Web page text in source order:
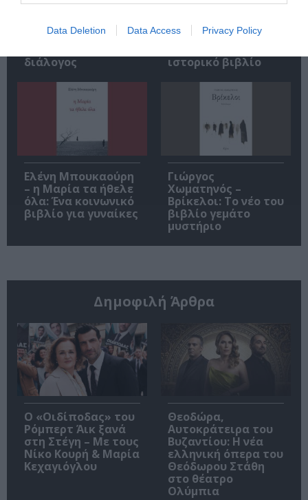
Data Deletion Data Access Privacy Policy
Αντόνιο Πόρτσια –
Φωνές: Ένα βιβλίο
διάλογος
Φιλίπ Κολλέν – Ο
μπάρμαν του Ritz:
ιστορικό βιβλίο
Ελένη Μπουκαούρη
– η Μαρία τα ήθελε
όλα: Ένα κοινωνικό
βιβλίο για γυναίκες
Γιώργος
Χωματηνός –
Βρίκελοι: Το νέο του
βιβλίο γεμάτο
μυστήριο
Δημοφιλή Άρθρα
O «Οιδίποδας» του
Ρόμπερτ Άικ ξανά
στη Στέγη – Με τους
Νίκο Κουρή & Μαρία
Κεχαγιόγλου
Θεοδώρα,
Αυτοκράτειρα του
Βυζαντίου: Η νέα
ελληνική όπερα του
Θεόδωρου Στάθη
στο θέατρο
Ολύμπια